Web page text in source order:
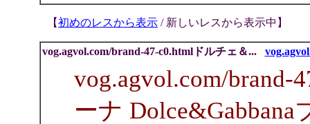
【初めのレスから表示 / 新しいレスから表示中 】
vog.agvol.com/brand-47-c0.htmlドルチェ＆...
vog.agvol.com/
ーナ